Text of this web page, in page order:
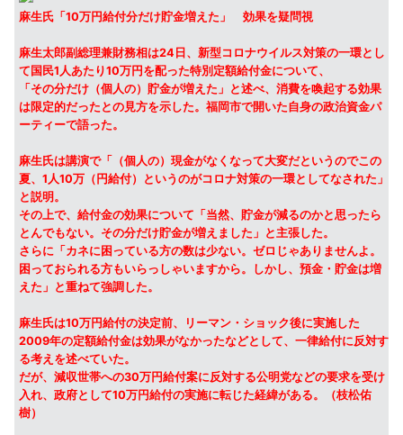
麻生氏「10万円給付分だけ貯金増えた」 効果を疑問視
麻生太郎副総理兼財務相は24日、新型コロナウイルス対策の一環とし
て国民1人あたり10万円を配った特別定額給付金について、
「その分だけ（個人の）貯金が増えた」と述べ、消費を喚起する効果
は限定的だったとの見方を示した。福岡市で開いた自身の政治資金パ
ーティーで語った。
麻生氏は講演で「（個人の）現金がなくなって大変だというのでこの
夏、1人10万（円給付）というのがコロナ対策の一環としてなされた」
と説明。
その上で、給付金の効果について「当然、貯金が減るのかと思ったら
とんでもない。その分だけ貯金が増えました」と主張した。
さらに「カネに困っている方の数は少ない。ゼロじゃありませんよ。
困っておられる方もいらっしゃいますから。しかし、預金・貯金は増
えた」と重ねて強調した。
麻生氏は10万円給付の決定前、リーマン・ショック後に実施した
2009年の定額給付金は効果がなかったなどとして、一律給付に反対す
る考えを述べていた。
だが、減収世帯への30万円給付案に反対する公明党などの要求を受け
入れ、政府として10万円給付の実施に転じた経緯がある。（枝松佑
樹）